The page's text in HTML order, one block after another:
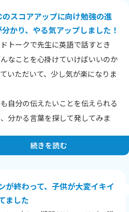
のスコアアップに向け勉強の進
かり、やる気アップしました！
トークで先生に英語で話すとき
なことを心掛けていけばいいのか
いただいて、少し気が楽になりま
自分の伝えたいことを伝えられる
分かる言葉を探して発してみま
ありがとうございます。
続きを読む
が終わって、子供が大変イキイ
ました